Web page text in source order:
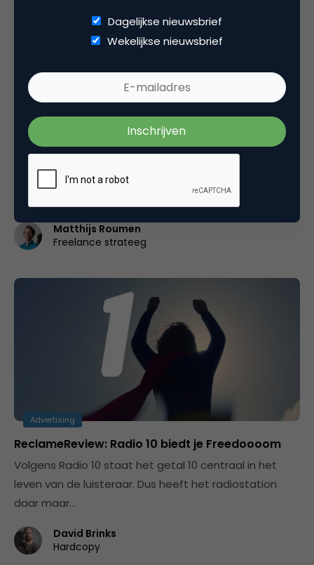
Advertising
Superbowl 2023: In 10 minuten ben je helemaal bij
met deze must-see commercials
Met een prijskaartje van 7 miljoen dollar voor een
schiet in het reclameblok van de Superbowl. Deze 7
Matthijs Roumen
Freelance strateeg
Advertising
ReclameReview: Radio 10 biedt je Freedoooom
Volgens Radio 10 staat het getal 10 centraal in het
leven van de luisteraar. Dus heeft het radiostation
daar maar…
David Brinks
Hardcopy
Dagelijkse nieuwsbrief
Wekelijkse nieuwsbrief